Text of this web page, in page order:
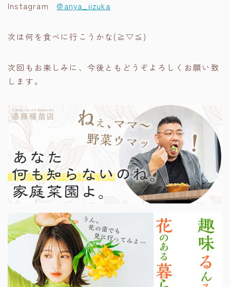
Instagram @anya_iizuka
次は何を食べに行こうかな(≧▽≦)
次回もお楽しみに、今後ともどうぞよろしくお願い致
します。